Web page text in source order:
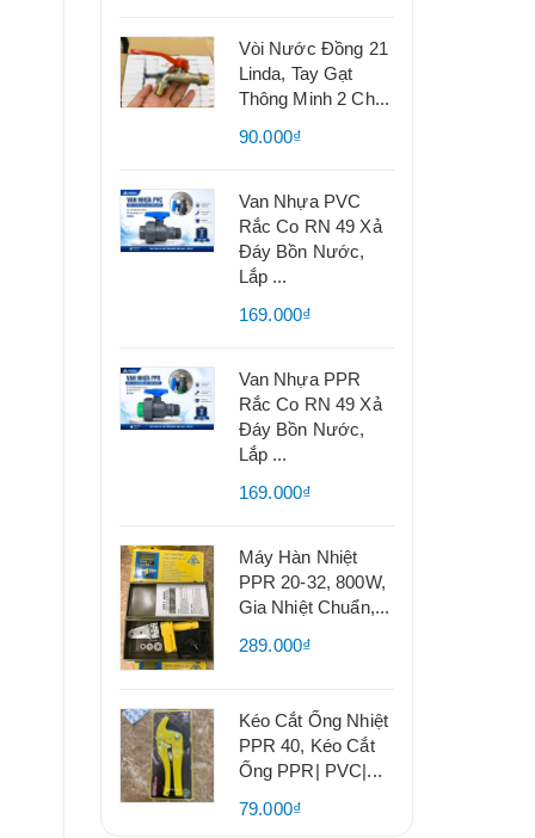
Vòi Nước Đồng 21
Linda, Tay Gạt
Thông Minh 2 Ch...
90.000₫
Van Nhựa PVC
Rắc Co RN 49 Xả
Đáy Bồn Nước,
Lắp ...
169.000₫
Van Nhựa PPR
Rắc Co RN 49 Xả
Đáy Bồn Nước,
Lắp ...
169.000₫
Máy Hàn Nhiệt
PPR 20-32, 800W,
Gia Nhiệt Chuẩn,...
289.000₫
Kéo Cắt Ống Nhiệt
PPR 40, Kéo Cắt
Ống PPR| PVC|...
79.000₫